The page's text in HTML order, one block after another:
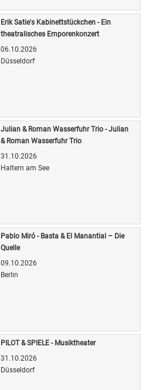
Erik Satie's Kabinettstückchen - Ein
theatralisches Emporenkonzert
06.10.2026
Düsseldorf
Julian & Roman Wasserfuhr Trio - Julian
& Roman Wasserfuhr Trio
31.10.2026
Haltern am See
Pablo Miró - Basta & El Manantial – Die
Quelle
09.10.2026
Berlin
PILOT & SPIELE - Musiktheater
31.10.2026
Düsseldorf